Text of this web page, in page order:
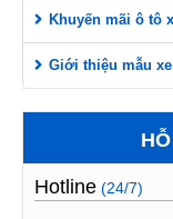
Dịch vụ
Liên hệ
Khuyến mãi ô tô
Giới thiệu mẫu
Hotline (24/7)